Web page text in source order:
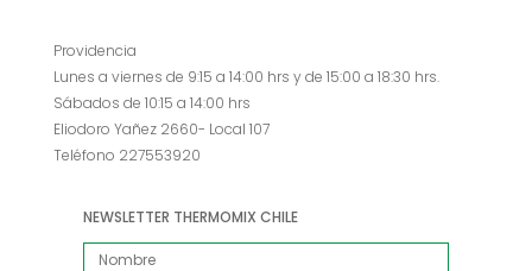
Providencia
Lunes a viernes de 9:15 a 14:00 hrs y de 15:00 a 18:30 hrs.
Sábados de 10:15 a 14:00 hrs
Eliodoro Yañez 2660- Local 107
Teléfono 227553920
NEWSLETTER THERMOMIX CHILE